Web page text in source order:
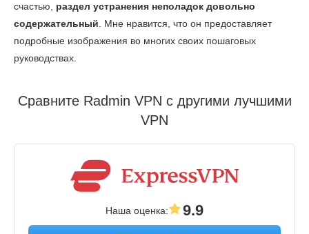
счастью, раздел устранения неполадок довольно
содержательный . Мне нравится, что он предоставляет
подробные изображения во многих своих пошаговых
руководствах.
Сравните Radmin VPN с другими лучшими
VPN
Наша оценка: 9.9